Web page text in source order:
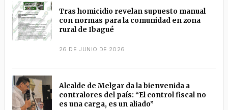
Tras homicidio revelan supuesto manual
con normas para la comunidad en zona
rural de Ibagué
26 DE JUNIO DE 2026
Alcalde de Melgar da la bienvenida a
contralores del país: “El control fiscal no
es una carga, es un aliado”